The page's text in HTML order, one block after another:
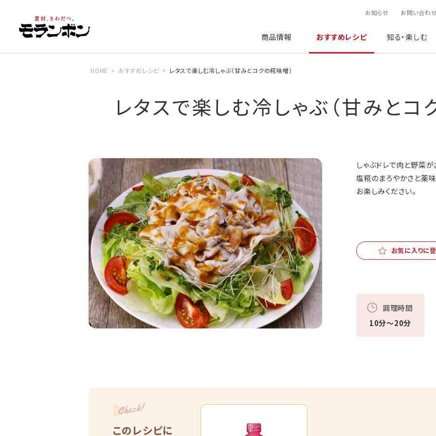
お知らせ お問い合わ
商品情報 おすすめレシピ 知る・楽しむ
HOME おすすめレシピ レタスで楽しむ冷しゃぶ（甘みとコクの糀味噌）
レタスで楽しむ冷しゃぶ（甘みとコ
しゃぶドレで肉と野菜が
塩糀のまろやかさと薬
お楽しみください。
お気に入りに
調理時間
10分～20分
Check!
このレシピに